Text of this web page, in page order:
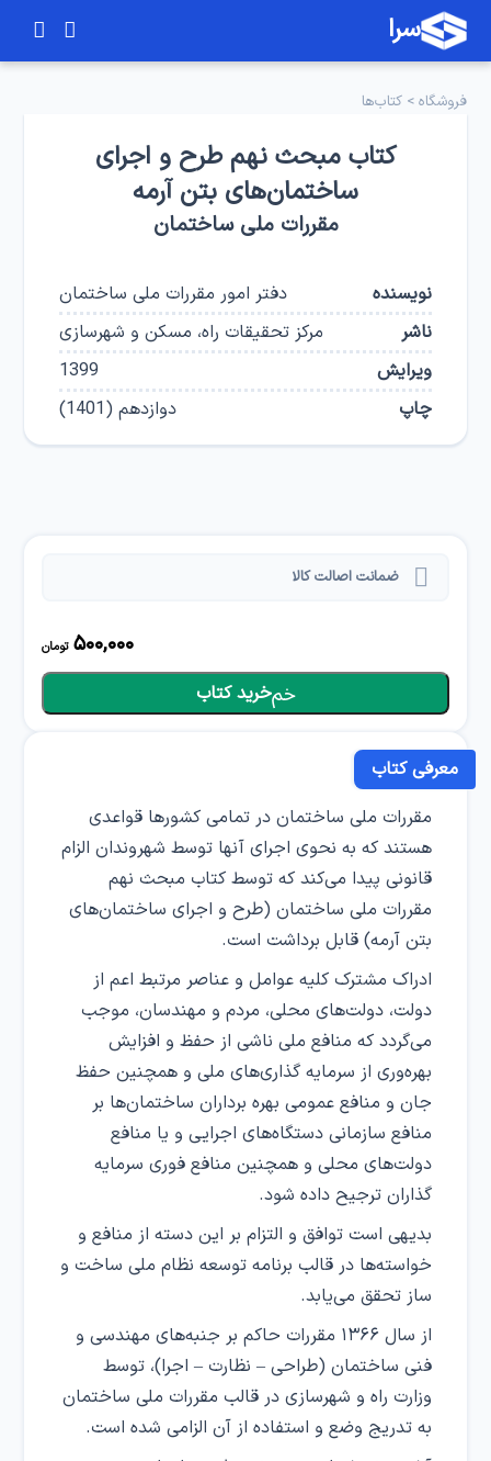
سرا
فروشگاه >کتاب‌ها
کتاب مبحث نهم طرح و اجرای
ساختمان‌های بتن آرمه
مقررات ملی ساختمان
نویسنده
دفتر امور مقررات ملی ساختمان
ناشر
مرکز تحقیقات راه، مسکن و شهرسازی
ویرایش
1399
چاپ
دوازدهم(
1401
)
ضمانت اصالت کالا
500,000 تومان
خرید کتاب
معرفی کتاب
مقررات ملی ساختمان در تمامی کشورها قواعدی
هستند که به نحوی اجرای آنها توسط شهروندان الزام
قانونی پیدا می‌کند که توسط کتاب مبحث نهم
مقررات ملی ساختمان (طرح و اجرای ساختمان‌های
بتن آرمه) قابل برداشت است.
ادراک مشترک کلیه عوامل و عناصر مرتبط اعم از
دولت، دولت‌های محلی، مردم و مهندسان، موجب
می‌گردد که منافع ملی ناشی از حفظ و افزایش
بهره‌وری از سرمایه گذاری‌های ملی و همچنین حفظ
جان و منافع عمومی بهره برداران ساختمان‌ها بر
منافع سازمانی دستگاه‌های اجرایی و یا منافع
دولت‌های محلی و همچنین منافع فوری سرمایه
گذاران ترجیح داده شود.
بدیهی است توافق و التزام بر این دسته از منافع و
خواسته‌ها در قالب برنامه توسعه نظام ملی ساخت و
ساز تحقق می‌یابد.
از سال ۱۳۶۶ مقررات حاکم بر جنبه‌های مهندسی و
فنی ساختمان (طراحی – نظارت – اجرا)، توسط
وزارت راه و شهرسازی در قالب مقررات ملی ساختمان
به تدریج وضع و استفاده از آن الزامی شده است.